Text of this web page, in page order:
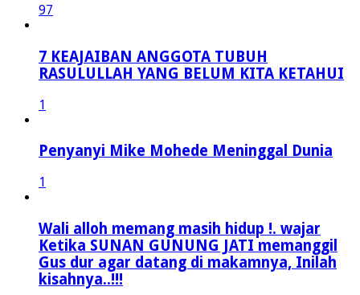
97
7 KEAJAIBAN ANGGOTA TUBUH
RASULULLAH YANG BELUM KITA KETAHUI
1
Penyanyi Mike Mohede Meninggal Dunia
1
Wali alloh memang masih hidup !. wajar
Ketika SUNAN GUNUNG JATI memanggil
Gus dur agar datang di makamnya, Inilah
kisahnya..!!!